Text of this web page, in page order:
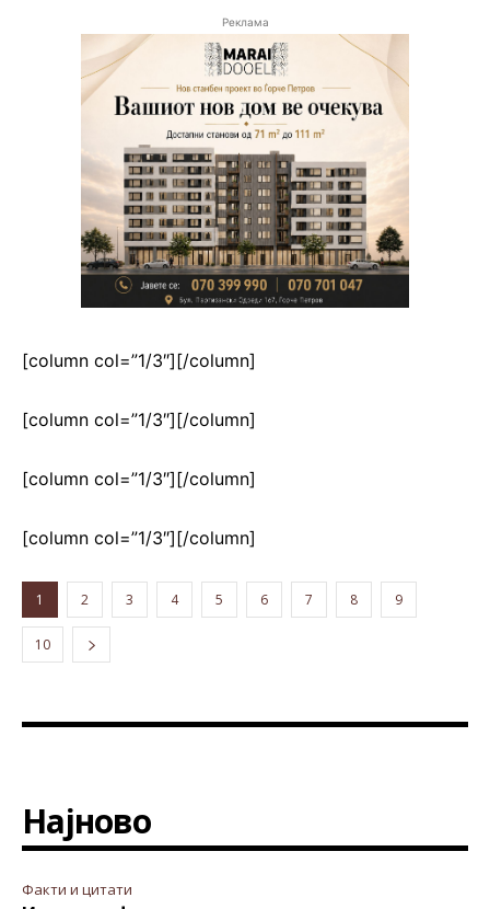
Реклама
[column col=”1/3″][/column]
[column col=”1/3″][/column]
[column col=”1/3″][/column]
[column col=”1/3″][/column]
1 2 3 4 5 6 7 8 9
10
Најново
Факти и цитати